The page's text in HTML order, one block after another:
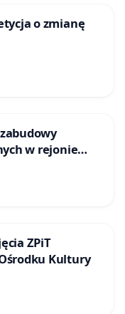
o zmianę
w rejonie
Białej
ZPiT
Kultury